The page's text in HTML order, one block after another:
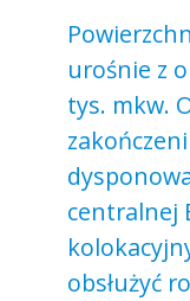
urośnie z
tys. mkw.
centralnej
obsłużyć